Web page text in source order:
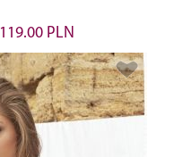
119.00 PLN